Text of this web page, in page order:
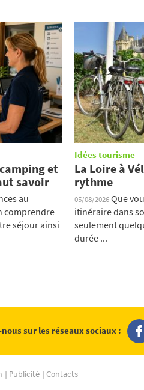
et
savoir
au
comprendre
séjour ainsi
Idées tourisme
La Loire à
rythme
05/08/2026Que
itinéraire dans
seulement
durée ...
sur les réseaux sociaux :
Publicité Contacts